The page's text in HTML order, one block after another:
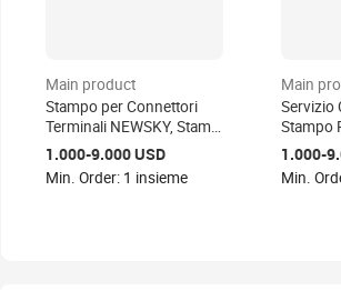
Main product
Stampo per Connettori
Terminali NEWSKY, Stampi
Progressivi di Precisione
Lamiera a Shenzhen,
1.000-9.000 USD
Min. Order: 1 insieme
Main
Servizio
Stampo
Alta
1.000-
Min.